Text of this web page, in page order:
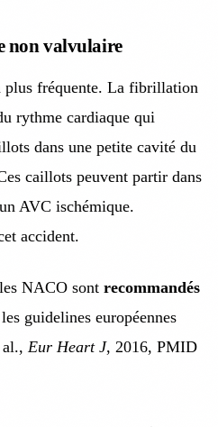
non valvulaire
plus fréquente. La fibrillation
rythme cardiaque qui
dans une petite cavité du
caillots peuvent partir dans
AVC ischémique.
accident.
NACO sont recommandés
guidelines européennes
Eur Heart J, 2016, PMID